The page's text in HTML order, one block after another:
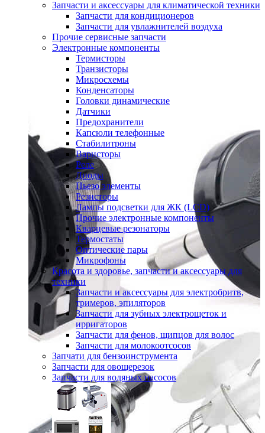
Запчасти и аксессуары для климатической техники
Запчасти для кондиционеров
Запчасти для увлажнителей воздуха
Прочие сервисные запчасти
Электронные компоненты
Термисторы
Транзисторы
Микросхемы
Конденсаторы
Головки динамические
Датчики
Предохранители
Капсюли телефонные
Стабилитроны
Варисторы
Реле
Диоды
Пьезо элементы
Резисторы
Лампы подсветки для ЖК (LCD)
Прочие электронные компоненты
Кварцевые резонаторы
Термостаты
Оптические пары
Микрофоны
Красота и здоровье, запчасти и аксессуары для
техники
Запчасти и аксессуары для электробритв,
тримеров, эпиляторов
Запчасти для зубных электрощеток и
ирригаторов
Запчасти для фенов, щипцов для волос
Запчасти для молокоотсосов
Запчати для бензоинструмента
Запчасти для овощерезок
Запчасти для водяных насосов